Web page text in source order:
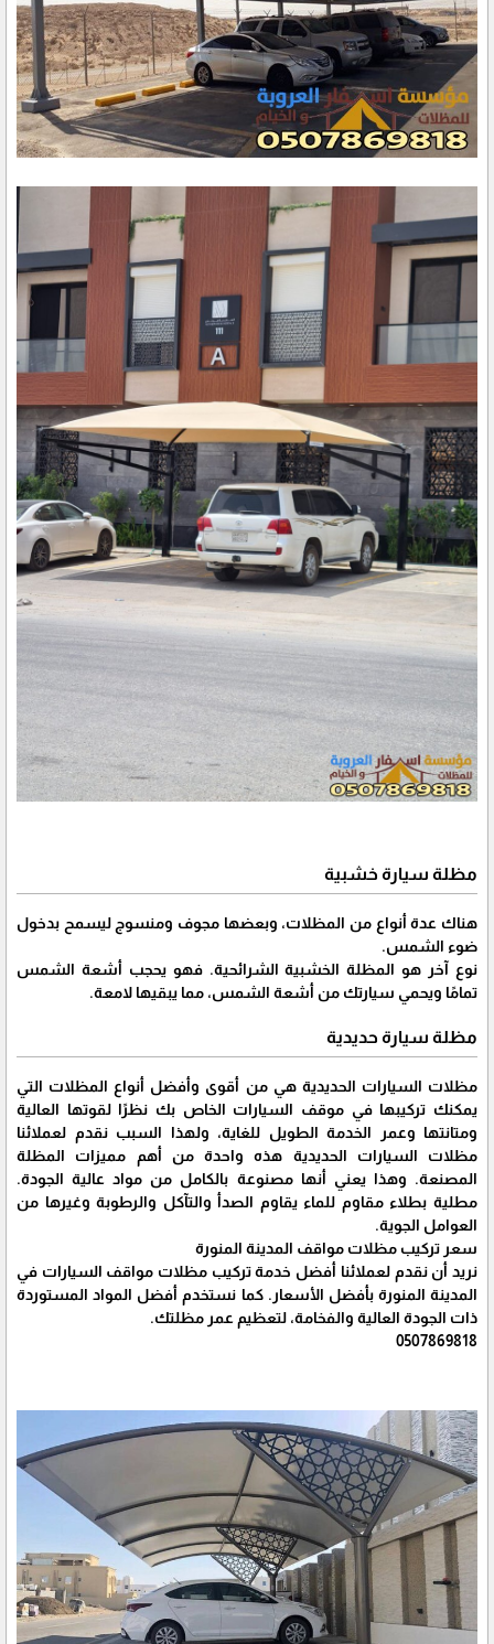
مظلة سيارة خشبية
هناك عدة أنواع من المظلات، وبعضها مجوف ومنسوج ليسمح بدخول
ضوء الشمس.
نوع آخر هو المظلة الخشبية الشرائحية. فهو يحجب أشعة الشمس
تمامًا ويحمي سيارتك من أشعة الشمس، مما يبقيها لامعة.
مظلة سيارة حديدية
مظلات السيارات الحديدية هي من أقوى وأفضل أنواع المظلات التي
يمكنك تركيبها في موقف السيارات الخاص بك نظرًا لقوتها العالية
ومتانتها وعمر الخدمة الطويل للغاية، ولهذا السبب نقدم لعملائنا
مظلات السيارات الحديدية هذه واحدة من أهم مميزات المظلة
المصنعة. وهذا يعني أنها مصنوعة بالكامل من مواد عالية الجودة.
مطلية بطلاء مقاوم للماء يقاوم الصدأ والتآكل والرطوبة وغيرها من
العوامل الجوية.
سعر تركيب مظلات مواقف المدينة المنورة
نريد أن نقدم لعملائنا أفضل خدمة تركيب مظلات مواقف السيارات في
المدينة المنورة بأفضل الأسعار. كما نستخدم أفضل المواد المستوردة
ذات الجودة العالية والفخامة، لتعظيم عمر مظلتك.
0507869818